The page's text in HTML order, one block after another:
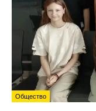
Общество